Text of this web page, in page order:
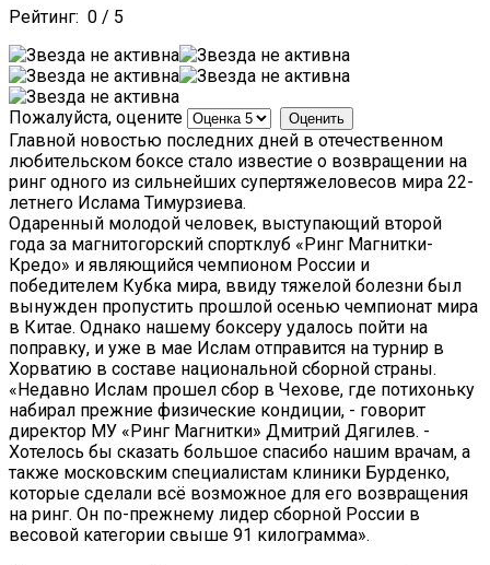
Рейтинг: 0 / 5
Пожалуйста, оцените
Главной новостью последних дней в отечественном
любительском боксе стало известие о возвращении на
ринг одного из сильнейших супертяжеловесов мира 22-
летнего Ислама Тимурзиева.
Одаренный молодой человек, выступающий второй
года за магнитогорский спортклуб «Ринг Магнитки-
Кредо» и являющийся чемпионом России и
победителем Кубка мира, ввиду тяжелой болезни был
вынужден пропустить прошлой осенью чемпионат мира
в Китае. Однако нашему боксеру удалось пойти на
поправку, и уже в мае Ислам отправится на турнир в
Хорватию в составе национальной сборной страны.
«Недавно Ислам прошел сбор в Чехове, где потихоньку
набирал прежние физические кондиции, - говорит
директор МУ «Ринг Магнитки» Дмитрий Дягилев. -
Хотелось бы сказать большое спасибо нашим врачам, а
также московским специалистам клиники Бурденко,
которые сделали всё возможное для его возвращения
на ринг. Он по-прежнему лидер сборной России в
весовой категории свыше 91 килограмма».